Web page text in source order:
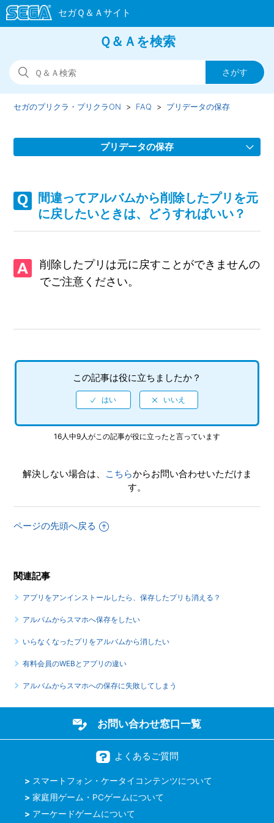
Ｑ＆Ａを検索
セガのプリクラ・プリクラON FAQ プリデータの保存
プリデータの保存
アルバムからスマホへの保存に失敗してしまう
間違ってアルバムから削除したプリを元に戻したいときは、
どうすればいい？
間違ってアルバムから削除したプリを元
に戻したいときは、どうすればいい？
削除したプリは元に戻すことができませんの
でご注意ください。
この記事は役に立ちましたか？
16人中9人がこの記事が役に立ったと言っています
解決しない場合は、 こちらからお問い合わせいただけま
す。
ページの先頭へ戻る
関連記事
アプリをアンインストールしたら、保存したプリも消える？
アルバムからスマホへ保存をしたい
いらなくなったプリをアルバムから消したい
有料会員のWEBとアプリの違い
アルバムからスマホへの保存に失敗してしまう
お問い合わせ窓口一覧
よくあるご質問
スマートフォン・ケータイコンテンツについて
家庭用ゲーム・PCゲームについて
アーケードゲームについて